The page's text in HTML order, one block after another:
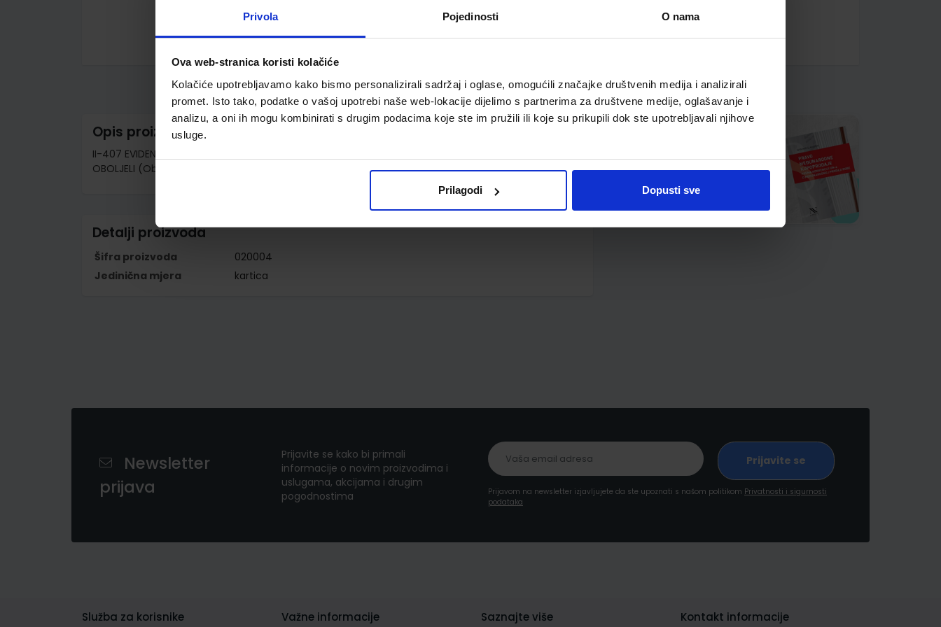
Privola Pojedinosti O nama
Ova web-stranica koristi kolačiće
Kolačiće upotrebljavamo kako bismo personalizirali sadržaj i oglase, omogućili značajke društvenih medija i analizirali
promet. Isto tako, podatke o vašoj upotrebi naše web-lokacije dijelimo s partnerima za društvene medije, oglašavanje i
analizu, a oni ih mogu kombinirati s drugim podacima koje ste im pružili ili koje su prikupili dok ste upotrebljavali njihove
usluge.
Prilagodi Dopusti sve
gallery
Opis proizvoda
II-407 EVIDENCIJSKI KARTON RADNIKA KOJI SU SE NA RADU POVRIJEDILI TE O RADNICIMA KOJI SU NA RADU
OBOLJELI (Obrazac EK - 3); Arak, 21 x 29,7 cm
Detalji proizvoda
Šifra proizvoda
020004
Jedinična mjera
kartica
Newsletter
prijava
Prijavite se kako bi primali
informacije o novim proizvodima i
uslugama, akcijama i drugim
pogodnostima
Prijavom na newsletter izjavljujete da ste upoznati s našom politikom Privatnosti i sigurnosti
podataka
Služba za korisnike Važne informacije Saznajte više Kontakt informacije